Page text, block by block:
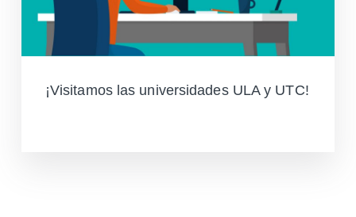
¡Visitamos las universidades ULA y UTC!